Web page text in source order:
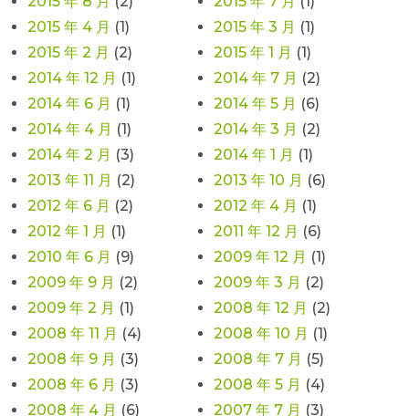
2015 年 4 月 (1) 2015 年 3 月 (1)
2015 年 2 月 (2) 2015 年 1 月 (1)
2014 年 12 月 (1) 2014 年 7 月 (2)
2014 年 6 月 (1) 2014 年 5 月 (6)
2014 年 4 月 (1) 2014 年 3 月 (2)
2014 年 2 月 (3) 2014 年 1 月 (1)
2013 年 11 月 (2) 2013 年 10 月 (6)
2012 年 6 月 (2) 2012 年 4 月 (1)
2012 年 1 月 (1) 2011 年 12 月 (6)
2010 年 6 月 (9) 2009 年 12 月 (1)
2009 年 9 月 (2) 2009 年 3 月 (2)
2009 年 2 月 (1) 2008 年 12 月 (2)
2008 年 11 月 (4) 2008 年 10 月 (1)
2008 年 9 月 (3) 2008 年 7 月 (5)
2008 年 6 月 (3) 2008 年 5 月 (4)
2008 年 4 月 (6) 2007 年 7 月 (3)